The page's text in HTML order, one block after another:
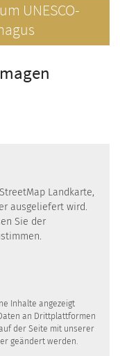
UNESCO-
Landkarte,
ausgeliefert wird.
Sie der
Inhalte angezeigt
an Drittplattformen
der Seite mit unserer
geändert werden.